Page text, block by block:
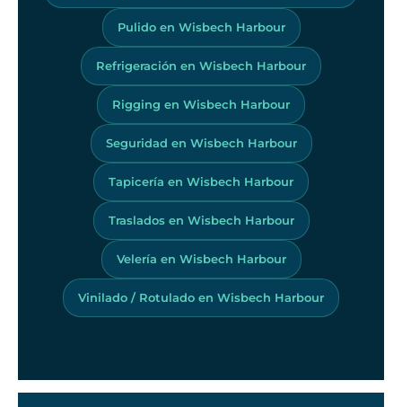
Pulido en Wisbech Harbour
Refrigeración en Wisbech Harbour
Rigging en Wisbech Harbour
Seguridad en Wisbech Harbour
Tapicería en Wisbech Harbour
Traslados en Wisbech Harbour
Velería en Wisbech Harbour
Vinilado / Rotulado en Wisbech Harbour